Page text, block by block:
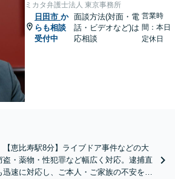
ミカタ弁護士法人 東京事務所
日田市 か
らも相談
受付中
面談方法(対面・電
話・ビデオなど)は
応相談
営業時
間：本日
定休日
【恵比寿駅8分】ライブドア事件などの大
・薬物・性犯罪など幅広く対応。逮捕直
速に対応し、ご本人・ご家族の不安を最